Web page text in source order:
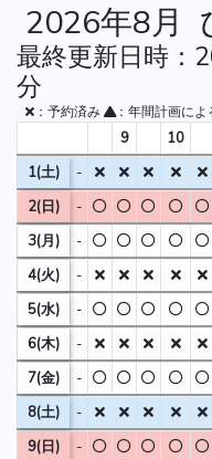
2026年8月
最終更新日時：
分
：予約済み ：年間計画によ
9 10
1(土)
-
2(日)
-
3(月)
-
4(火)
-
5(水)
-
6(木)
-
7(金)
-
8(土)
-
9(日)
-